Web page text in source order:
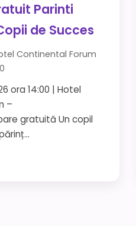
Parinti
de Succes
Continental Forum
ora 14:00 | Hotel
–
gratuită Un copil